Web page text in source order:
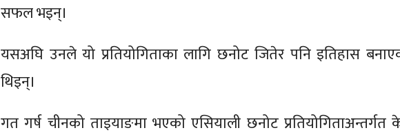
सफल भइन्।
यसअघि उनले यो प्रतियोगिताका लागि छनोट जितेर पनि इतिहास
थिइन्।
गत गर्ष चीनको ताइयाङमा भएको एसियाली छनोट प्रतियोगिताअन्तर्गत